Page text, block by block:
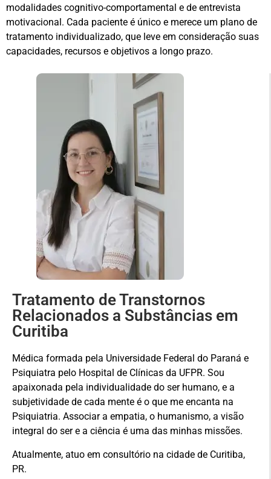
modalidades cognitivo-comportamental e de entrevista
motivacional. Cada paciente é único e merece um plano de
tratamento individualizado, que leve em consideração suas
capacidades, recursos e objetivos a longo prazo.
Tratamento de Transtornos
Relacionados a Substâncias em
Curitiba
Médica formada pela Universidade Federal do Paraná e
Psiquiatra pelo Hospital de Clínicas da UFPR. Sou
apaixonada pela individualidade do ser humano, e a
subjetividade de cada mente é o que me encanta na
Psiquiatria. Associar a empatia, o humanismo, a visão
integral do ser e a ciência é uma das minhas missões.
Atualmente, atuo em consultório na cidade de Curitiba,
PR.